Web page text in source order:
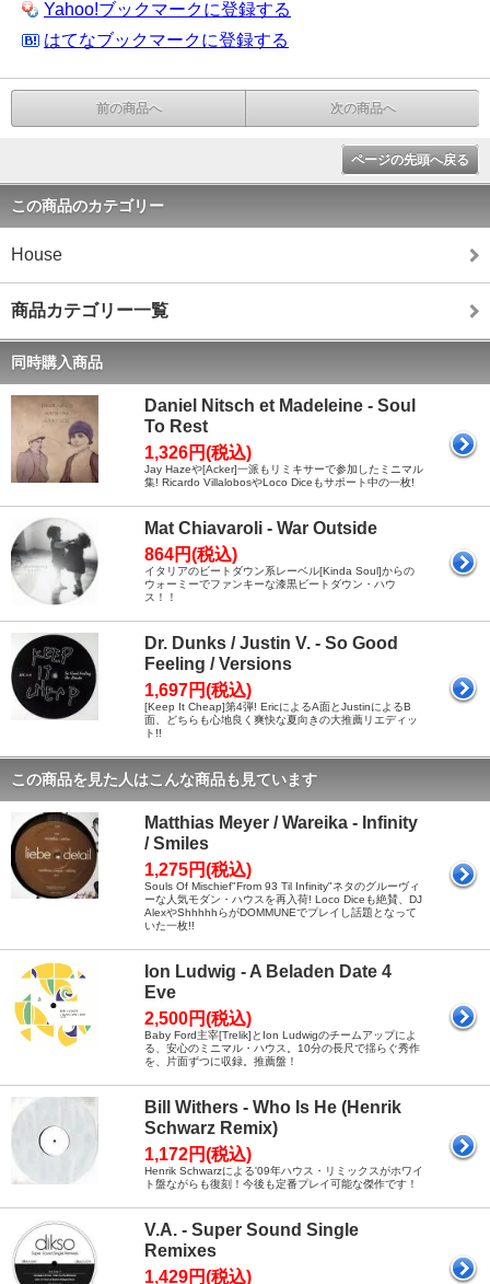
Yahoo!ブックマークに登録する
はてなブックマークに登録する
前の商品へ 次の商品へ
ページの先頭へ戻る
この商品のカテゴリー
House
商品カテゴリー一覧
同時購入商品
Daniel Nitsch et Madeleine - Soul
To Rest
1,326円(税込)
Jay Hazeや[Acker]一派もリミキサーで参加したミニマル
集! Ricardo VillalobosやLoco Diceもサポート中の一枚!
Mat Chiavaroli - War Outside
864円(税込)
イタリアのビートダウン系レーベル[Kinda Soul]からの
ウォーミーでファンキーな漆黒ビートダウン・ハウ
ス！！
Dr. Dunks / Justin V. - So Good
Feeling / Versions
1,697円(税込)
[Keep It Cheap]第4弾! EricによるA面とJustinによるB
面、どちらも心地良く爽快な夏向きの大推薦リエディッ
ト!!
この商品を見た人はこんな商品も見ています
Matthias Meyer / Wareika - Infinity
/ Smiles
1,275円(税込)
Souls Of Mischief"From 93 Til Infinity"ネタのグルーヴィ
ーな人気モダン・ハウスを再入荷! Loco Diceも絶賛、DJ
AlexやShhhhhらがDOMMUNEでプレイし話題となって
いた一枚!!
Ion Ludwig - A Beladen Date 4
Eve
2,500円(税込)
Baby Ford主宰[Trelik]とIon Ludwigのチームアップによ
る、安心のミニマル・ハウス。10分の長尺で揺らぐ秀作
を、片面ずつに収録。推薦盤！
Bill Withers - Who Is He (Henrik
Schwarz Remix)
1,172円(税込)
Henrik Schwarzによる'09年ハウス・リミックスがホワイ
ト盤ながらも復刻！今後も定番プレイ可能な傑作です！
V.A. - Super Sound Single
Remixes
1,429円(税込)